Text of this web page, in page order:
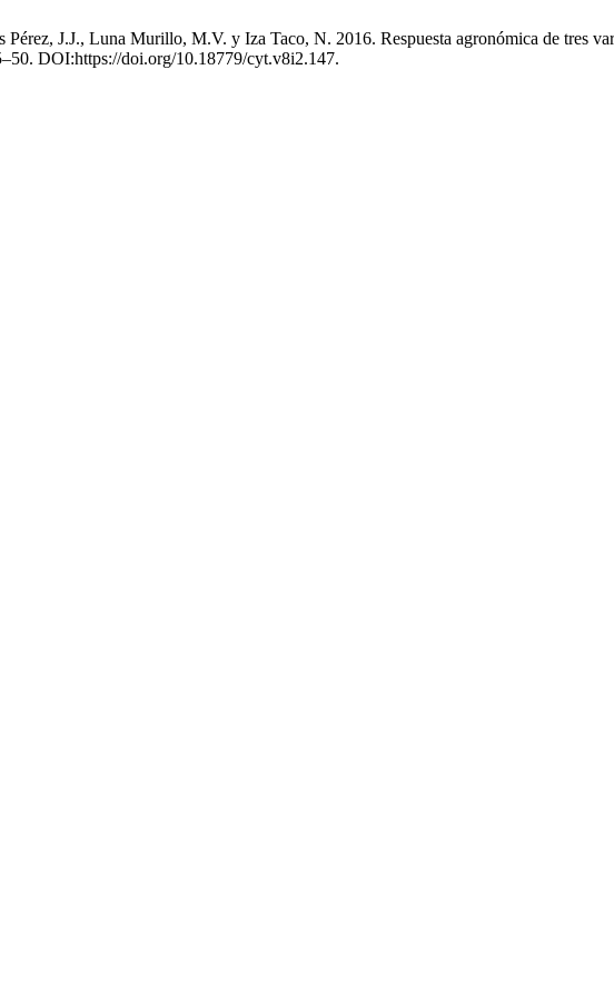
J.J., Luna Murillo, M.V. y Iza Taco, N. 2016. Respuesta agronómica de tres
DOI:https://doi.org/10.18779/cyt.v8i2.147.